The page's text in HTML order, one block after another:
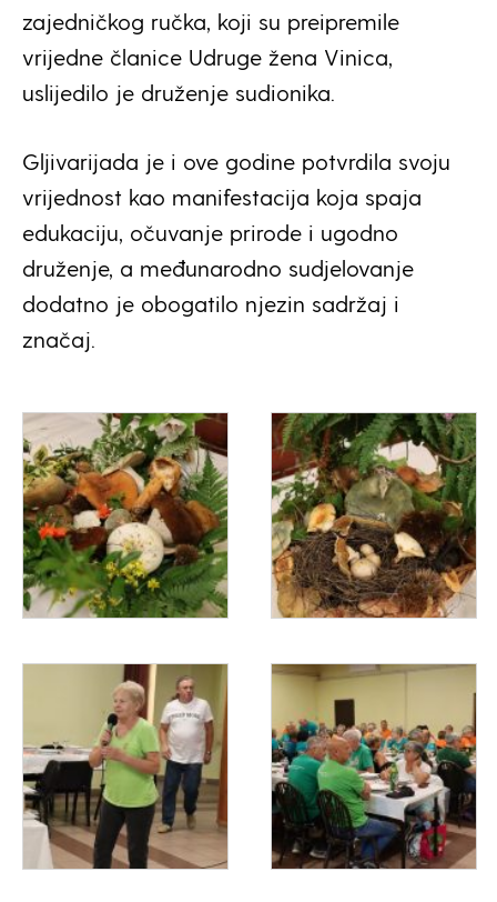
zajedničkog ručka, koji su preipremile
vrijedne članice Udruge žena Vinica,
uslijedilo je druženje sudionika.
Gljivarijada je i ove godine potvrdila svoju
vrijednost kao manifestacija koja spaja
edukaciju, očuvanje prirode i ugodno
druženje, a međunarodno sudjelovanje
dodatno je obogatilo njezin sadržaj i
značaj.